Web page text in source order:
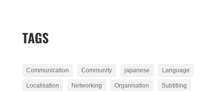
TAGS
Communication Community japanese Language
Localisation Networking Organisation Subtitling